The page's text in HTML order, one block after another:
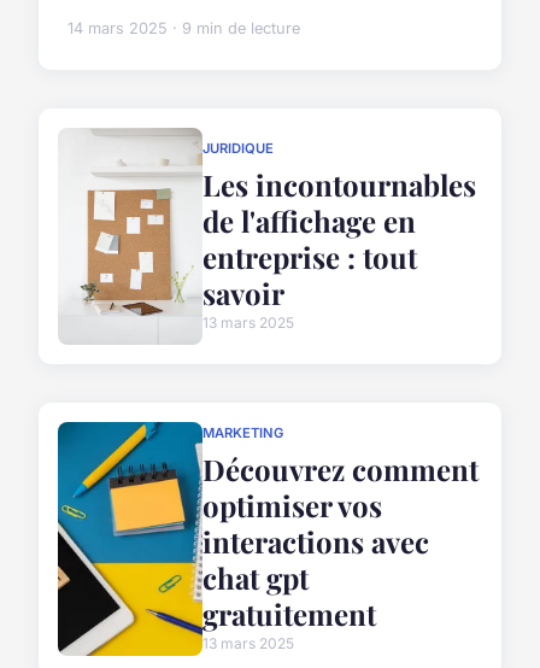
14 mars 2025 · 9 min de lecture
JURIDIQUE
Les incontournables
de l'affichage en
entreprise : tout
savoir
13 mars 2025
MARKETING
Découvrez comment
optimiser vos
interactions avec
chat gpt
gratuitement
13 mars 2025